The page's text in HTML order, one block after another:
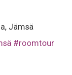
Jämsä
#roomtour